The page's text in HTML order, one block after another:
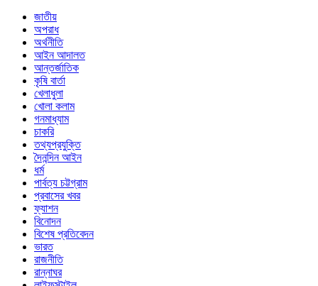
জাতীয়
অপরাধ
অর্থনীতি
আইন আদালত
আন্তর্জাতিক
কৃষি বার্তা
খেলাধুলা
খোলা কলাম
গনমাধ্যাম
চাকরি
তথ্যপ্রযুক্তি
দৈনন্দিন আইন
ধর্ম
পার্বত্য চট্টগ্রাম
প্রবাসের খবর
ফ্যাশন
বিনোদন
বিশেষ প্রতিবেদন
ভারত
রাজনীতি
রান্নাঘর